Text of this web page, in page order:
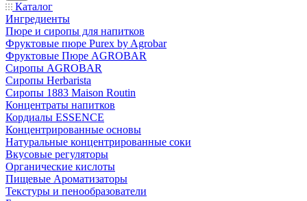
Каталог
Ингредиенты
Пюре и сиропы для напитков
Фруктовые пюре Purex by Agrobar
Фруктовые Пюре AGROBAR
Сиропы AGROBAR
Сиропы Herbarista
Сиропы 1883 Maison Routin
Концентраты напитков
Кордиалы ESSENCE
Концентрированные основы
Натуральные концентрированные соки
Вкусовые регуляторы
Органические кислоты
Пищевые Ароматизаторы
Текстуры и пенообразователи